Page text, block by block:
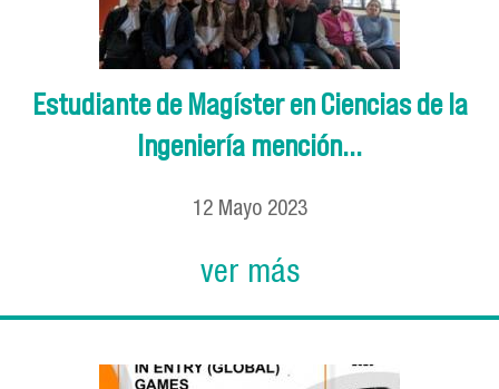
Estudiante de Magíster en Ciencias de la
Ingeniería mención...
12 Mayo 2023
ver más